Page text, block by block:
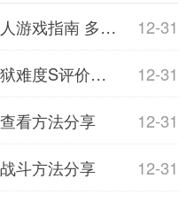
12-31
人游戏全职业图鉴
12-31
狱难度速通视频攻略
12-31
看方法分享
12-31
斗方法分享